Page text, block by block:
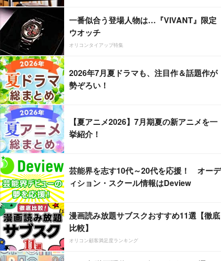
一番似合う登場人物は…『VIVANT』限定
ウオッチ
オリコンタイアップ特集
2026年7月夏ドラマも、注目作＆話題作が
勢ぞろい！
【夏アニメ2026】7月期夏の新アニメを一
挙紹介！
芸能界を志す10代～20代を応援！ オーデ
ィション・スクール情報はDeview
漫画読み放題サブスクおすすめ11選【徹底
比較】
オリコン顧客満足度ランキング